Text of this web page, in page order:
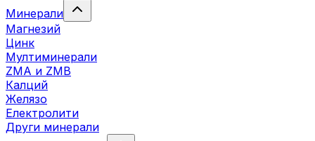
Минерали
Магнезий
Цинк
Мултиминерали
ZMA и ZMB
Калций
Желязо
Електролити
Други минерали